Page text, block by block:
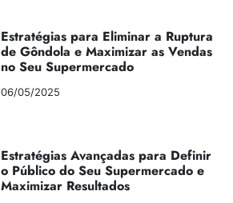
Estratégias para Eliminar a Ruptura
de Gôndola e Maximizar as Vendas
no Seu Supermercado
06/05/2025
Estratégias Avançadas para Definir
o Público do Seu Supermercado e
Maximizar Resultados